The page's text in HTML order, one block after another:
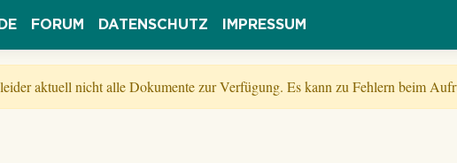
FORUM DATENSCHUTZ IMPRESSUM
aktuell nicht alle Dokumente zur Verfügung. Es kann zu Fehlern beim